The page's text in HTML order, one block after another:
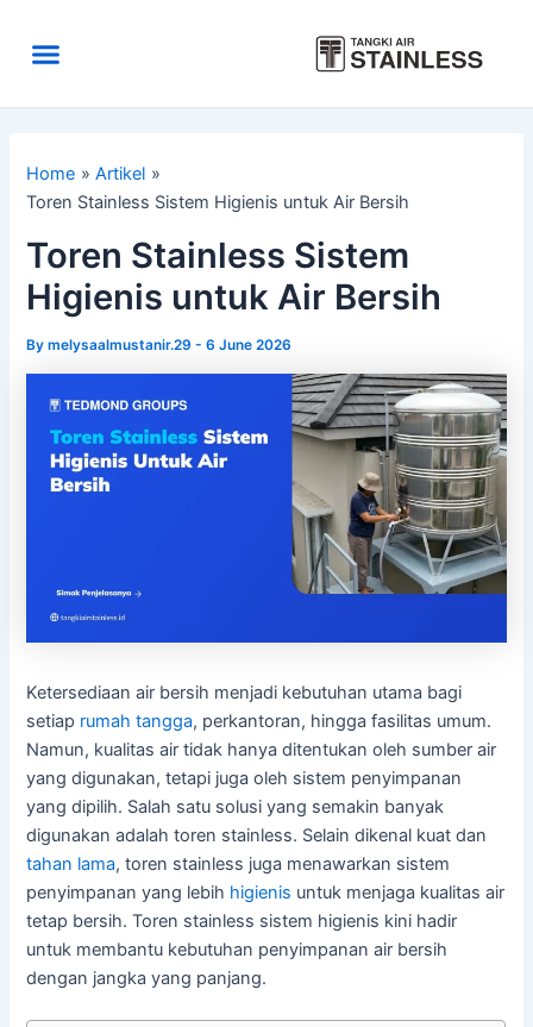
contentMenu
Home
Artikel
Toren Stainless Sistem Higienis untuk Air Bersih
Toren Stainless Sistem
Higienis untuk Air Bersih
Bymelysaalmustanir.29-6 June 2026
Ketersediaan air bersih menjadi kebutuhan utama bagi
setiap rumah tangga, perkantoran, hingga fasilitas umum.
Namun, kualitas air tidak hanya ditentukan oleh sumber air
yang digunakan, tetapi juga oleh sistem penyimpanan
yang dipilih. Salah satu solusi yang semakin banyak
digunakan adalah toren stainless. Selain dikenal kuat dan
tahan lama, toren stainless juga menawarkan sistem
penyimpanan yang lebih higienis untuk menjaga kualitas air
tetap bersih. Toren stainless sistem higienis kini hadir
untuk membantu kebutuhan penyimpanan air bersih
dengan jangka yang panjang.